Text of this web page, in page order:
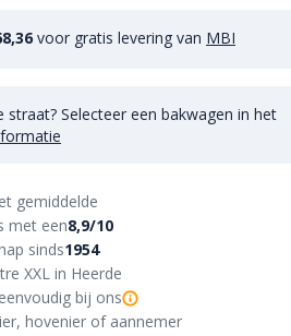
voor gratis levering van MBI
straat? Selecteer een bakwagen in het
gemiddelde
met een8,9/10
sinds1954
XXL in Heerde
bij ons
hovenier of aannemer